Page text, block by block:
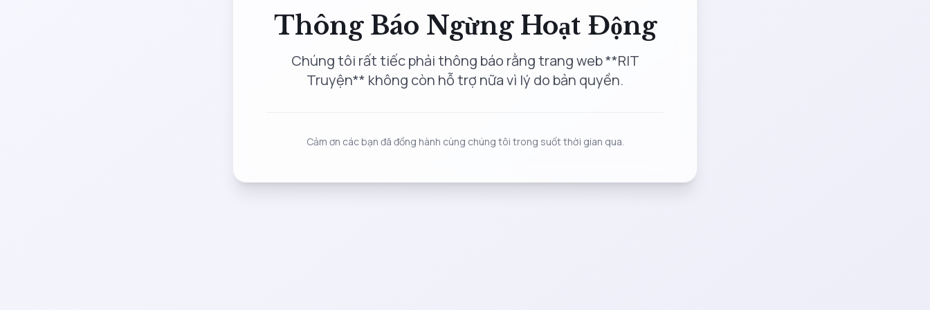
Thông Báo Ngừng Hoạt Động
Chúng tôi rất tiếc phải thông báo rằng trang web **RIT
Truyện** không còn hỗ trợ nữa vì lý do bản quyền.
Cảm ơn các bạn đã đồng hành cùng chúng tôi trong suốt thời gian qua.